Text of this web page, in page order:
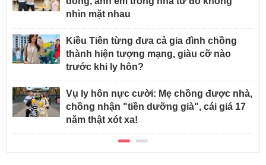
nhìn mặt nhau
Kiều Tiên từng đưa cả gia đình chồng
thành hiện tượng mạng, giàu cỡ nào
trước khi ly hôn?
Vụ ly hôn nực cười: Mẹ chồng được nhà,
chồng nhận "tiền dưỡng già", cái giá 17
năm thật xót xa!